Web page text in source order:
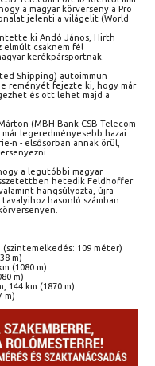
a magyar körverseny a Pro
jelenti a világelit (World
ki Andó János, Hirth
elmúlt csaknem fél
kerékpársportnak.
Shipping) autoimmun
reményét fejezte ki, hogy már
és ott lehet majd a
(MBH Bank CSB Telecom
legeredményesebb hazai
n - elsősorban annak örül,
a legutóbbi magyar
hetedik Feldhoffer
hangsúlyozta, újra
hasonló számban
(szintemelkedés: 109 méter)
m)
(1080 m)
m)
144 km (1870 m)
m)